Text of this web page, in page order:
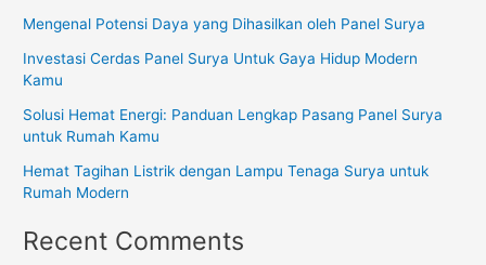
Mengenal Potensi Daya yang Dihasilkan oleh Panel Surya
Investasi Cerdas Panel Surya Untuk Gaya Hidup Modern
Kamu
Solusi Hemat Energi: Panduan Lengkap Pasang Panel Surya
untuk Rumah Kamu
Hemat Tagihan Listrik dengan Lampu Tenaga Surya untuk
Rumah Modern
Recent Comments